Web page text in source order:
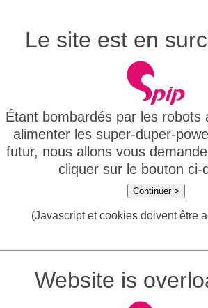
Le site est en
Étant bombardés par les robots
alimenter les super-duper-
futur, nous allons vous
cliquer sur le bouton ci-
Continuer >
(Javascript et cookies doivent être
Website is